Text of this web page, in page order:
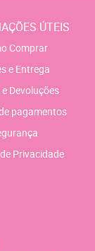
ÚTEIS
Comprar
e Entrega
Devoluções
pagamentos
Privacidade